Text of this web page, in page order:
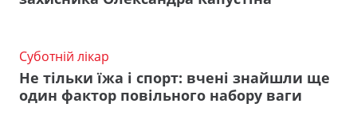
Суботній лікар
Не тільки їжа і спорт: вчені знайшли ще
один фактор повільного набору ваги